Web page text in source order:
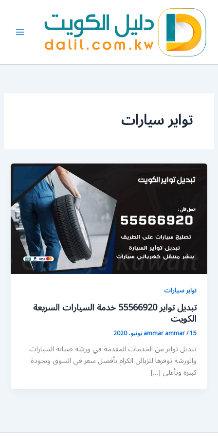
المحتوى
تواير سيارات
تواير سيارات
تبديل تواير 55566920 خدمة السيارات السريعة
الكويت
ammar ammar/15 يونيو، 2020
تبديل تواير من الخدمات المقدمة في ورشة صيانة السيارات
والورشة توفرها للزبائن الكرام بأفضل سعر في السوق وبجودة
كبيرة وبأعلى […]